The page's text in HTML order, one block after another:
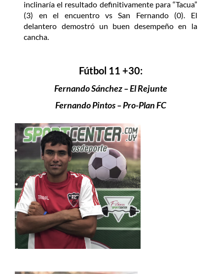
inclinaría el resultado definitivamente para “Tacua”
(3) en el encuentro vs San Fernando (0). El
delantero demostró un buen desempeño en la
cancha.
Fútbol 11 +30:
Fernando Sánchez – El Rejunte
Fernando Pintos – Pro-Plan FC